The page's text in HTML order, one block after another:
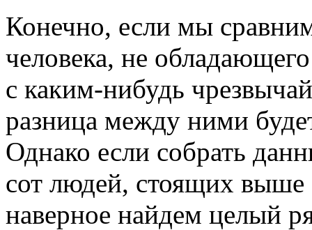
Конечно, если мы
человека, не
с каким-нибудь
разница между ними
Однако если собрать
сот людей, стоящих выше
наверное найдем целый